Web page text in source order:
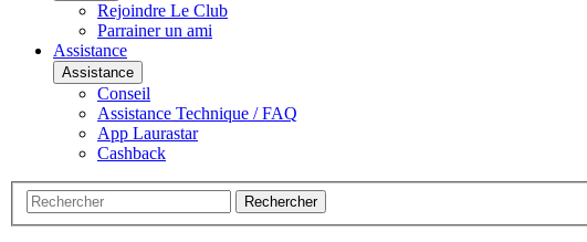
Rejoindre Le Club
Parrainer un ami
Assistance
Assistance
Conseil
Assistance Technique / FAQ
App Laurastar
Cashback
Rechercher